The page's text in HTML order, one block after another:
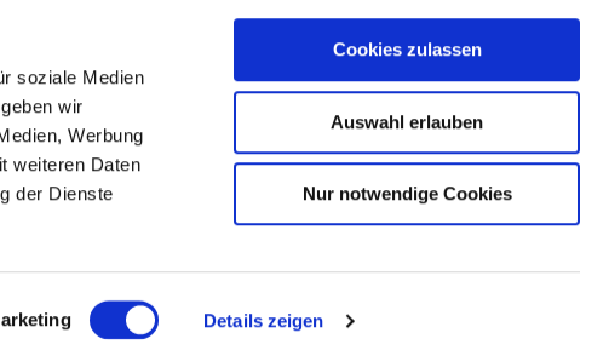
soziale Medien
wir
Werbung
weiteren Daten
der Dienste
Details zeigen
Cookies zulassen
Auswahl erlauben
Nur notwendige Cookies
PLZ Suche für Deutschland